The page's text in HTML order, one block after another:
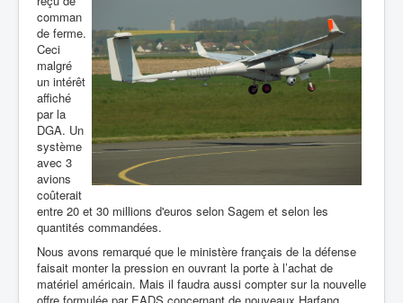
comman
de ferme.
Ceci
malgré
un intérêt
affiché
par la
DGA. Un
système
avec 3
avions
coûterait
entre 20 et 30 millions d'euros selon Sagem et selon les
quantités commandées.
Nous avons remarqué que le ministère français de la défense
faisait monter la pression en ouvrant la porte à l’achat de
matériel américain. Mais il faudra aussi compter sur la nouvelle